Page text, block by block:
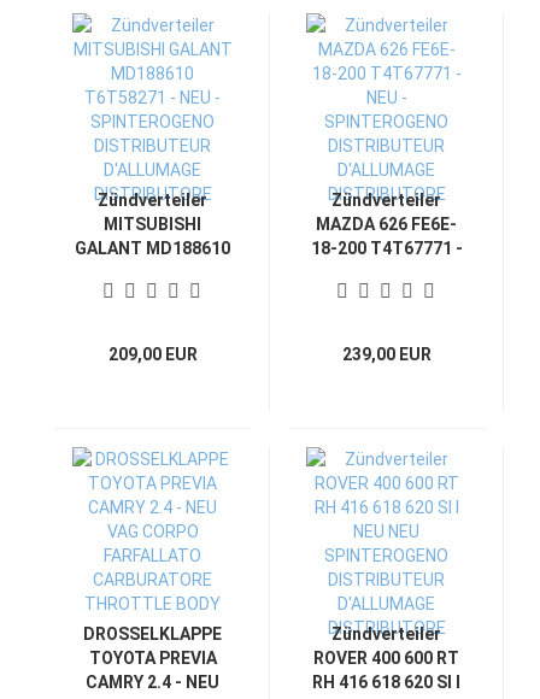
Zündverteiler
MITSUBISHI
GALANT MD188610
SPINTEROGENO
D'ALLUMAGE
DISTRIBUTORE
209,00 EUR
Zündverteiler
MAZDA 626 FE6E-
18-200 T4T67771 -
SPINTEROGENO
D'ALLUMAGE
DISTRIBUTORE
239,00 EUR
DROSSELKLAPPE
TOYOTA PREVIA
CAMRY 2.4 - NEU
Zündverteiler
ROVER 400 600 RT
RH 416 618 620 SI I